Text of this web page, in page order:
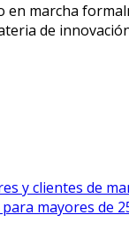
marcha
de
y clientes de
mayores de